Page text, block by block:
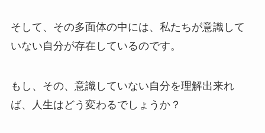
そして、その多面体の中には、私たちが意識して
いない自分が存在しているのです。
もし、その、意識していない自分を理解出来れ
ば、人生はどう変わるでしょうか？